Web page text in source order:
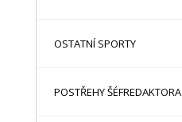
OSTATNÍ SPORTY
POSTŘEHY ŠÉFREDAKTORA